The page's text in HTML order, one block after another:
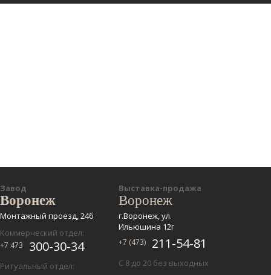
Завод
Воронеж
Монтажный проезд, 24б
Коммерческий отдел:
+7 473 300-30-34
Ритуальный отдел:
Выставка-продажа
Воронеж
г.Воронеж, ул.
Ильюшина 12г
+7 (473) 211-54-81
С 8 до 20 без выходных